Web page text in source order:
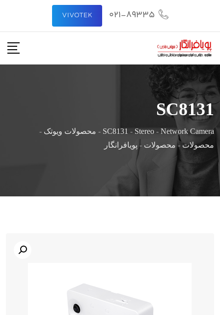
021-89335
VIVOTEK
SC8131
SC8131 - Stereo - Network Camera
- محصولات ویوتک -
محصولات - محصولات - پویافرانگار